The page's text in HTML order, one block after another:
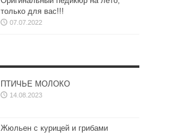
только для вас!!!
07.07.2022
ПТИЧЬЕ МОЛОКО
14.08.2023
Жюльен с курицей и грибами